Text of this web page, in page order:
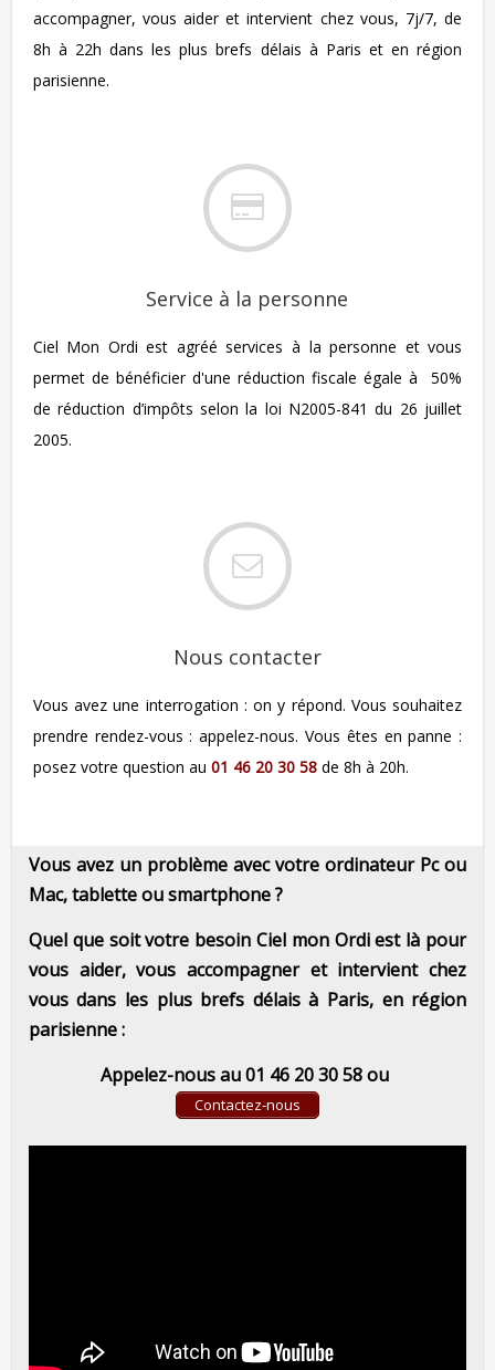
accompagner, vous aider et intervient chez vous, 7j/7, de
8h à 22h dans les plus brefs délais à Paris et en région
parisienne.
Service à la personne
Ciel Mon Ordi est agréé services à la personne et vous
permet de bénéficier d'une réduction fiscale égale à 50%
de réduction d’impôts selon la loi N2005-841 du 26 juillet
2005.
Nous contacter
Vous avez une interrogation : on y répond. Vous souhaitez
prendre rendez-vous : appelez-nous. Vous êtes en panne :
posez votre question au 01 46 20 30 58de 8h à 20h.
Vous avez un problème avec votre ordinateur Pc ou
Mac, tablette ou smartphone ?
Quel que soit votre besoin Ciel mon Ordi est là pour
vous aider, vous accompagner et intervient chez
vous dans les plus brefs délais à Paris, en région
parisienne :
Appelez-nous au 01 46 20 30 58 ou
Contactez-nous